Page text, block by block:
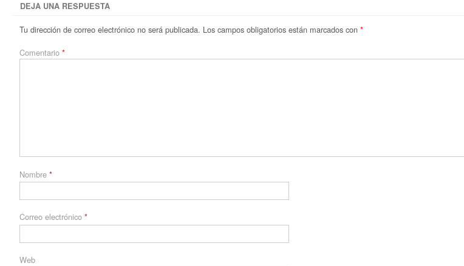
DEJA UNA RESPUESTA
Tu dirección de correo electrónico no será publicada. Los campos obligatorios están marcados con*
Comentario*
Nombre*
Correo electrónico*
Web